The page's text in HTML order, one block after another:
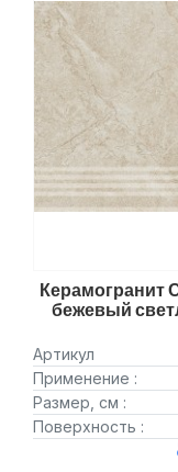
Керамогранит
бежевый
Артикул
Применение :
Размер, см :
Поверхность :